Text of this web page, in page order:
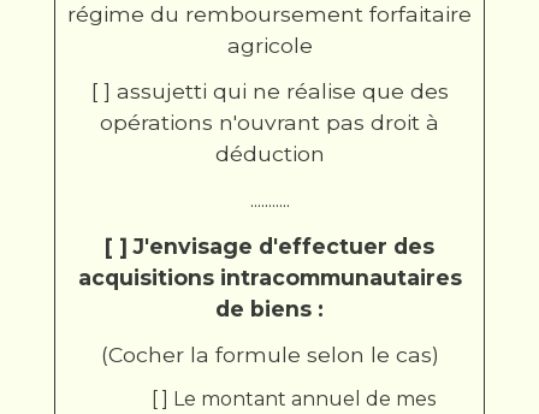
régime du remboursement forfaitaire
agricole
[ ] assujetti qui ne réalise que des
opérations n'ouvrant pas droit à
déduction
...........
[ ] J'envisage d'effectuer des
acquisitions intracommunautaires
de biens :
(Cocher la formule selon le cas)
[ ] Le montant annuel de mes